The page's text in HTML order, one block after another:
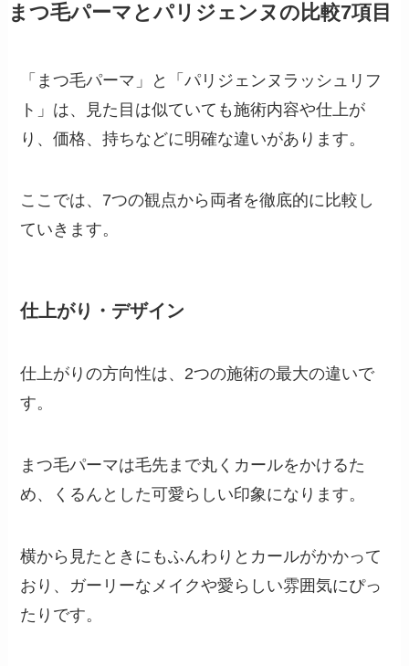
まつ毛パーマとパリジェンヌの比較7項目
「まつ毛パーマ」と「パリジェンヌラッシュリフ
ト」は、見た目は似ていても施術内容や仕上が
り、価格、持ちなどに明確な違いがあります。
ここでは、7つの観点から両者を徹底的に比較し
ていきます。
仕上がり・デザイン
仕上がりの方向性は、2つの施術の最大の違いで
す。
まつ毛パーマは毛先まで丸くカールをかけるた
め、くるんとした可愛らしい印象になります。
横から見たときにもふんわりとカールがかかって
おり、ガーリーなメイクや愛らしい雰囲気にぴっ
たりです。